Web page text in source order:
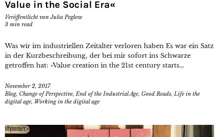
Value in the Social Era«
Veröffentlicht vonJulia Peglow
3 min read
Was wir im industriellen Zeitalter verloren haben Es war ein Satz
in der Kurzbeschreibung, der bei mir sofort ins Schwarze
getroffen hat: »Value creation in the 21st century starts...
November 2, 2017
Blog, Change of Perspective, End of the Industrial Age, Good Reads, Life in the
digital age, Working in the digital age